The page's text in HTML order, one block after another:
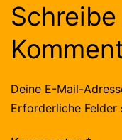
Deine E-Mail-
Erforderliche Felder